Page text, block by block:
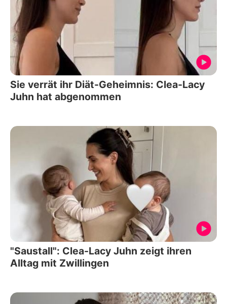
Sie verrät ihr Diät-Geheimnis: Clea-Lacy
Juhn hat abgenommen
"Saustall": Clea-Lacy Juhn zeigt ihren
Alltag mit Zwillingen